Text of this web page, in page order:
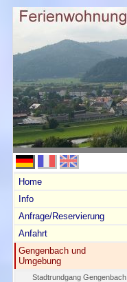
Home
Info
Anfrage/Reservierung
Anfahrt
Gengenbach und
Umgebung
Stadtrundgang Gengenbach